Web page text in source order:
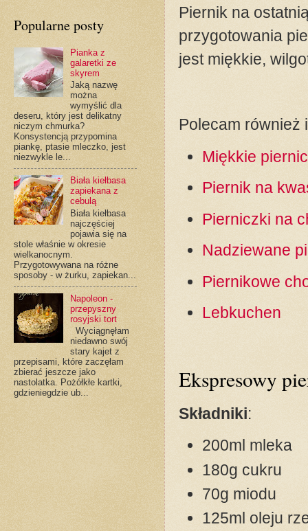
Piernik na
przygotowania
jest miękkie,
Polecam również
Miękkie
Piernik na
Pierniczki na
Nadziewane
Piernikowe
Lebkuchen
Ekspresowy
Składniki:
200ml mleka
180g cukru
70g miodu
125ml oleju
Popularne posty
Pianka z
galaretki ze
skyrem
Jaką nazwę
można
wymyślić dla
deseru, który jest delikatny
niczym chmurka?
Konsystencją przypomina
piankę, ptasie mleczko, jest
niezwykle le...
Biała kiełbasa
zapiekana z
cebulą
Biała kiełbasa
najczęściej
pojawia się na
stole właśnie w okresie
wielkanocnym.
Przygotowywana na różne
sposoby - w żurku, zapiekan...
Napoleon -
przepyszny
rosyjski tort
Wyciągnęłam
niedawno swój
stary kajet z
przepisami, które zaczęłam
zbierać jeszcze jako
nastolatka. Pożółkłe kartki,
gdzieniegdzie ub...